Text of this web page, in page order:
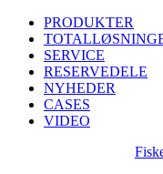
PRODUKTER
SERVICE
RESERVEDELE
NYHEDER
CASES
VIDEO